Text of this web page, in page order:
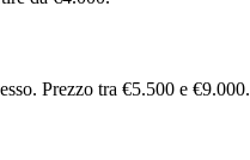
Prezzo tra €5.500 e €9.000.